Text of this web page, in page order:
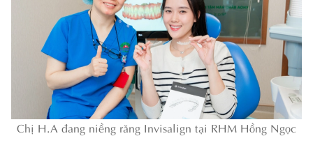
Chị H.A đang niềng răng Invisalign tại RHM Hồng Ngọc